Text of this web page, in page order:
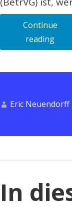
Continue
reading„LAG
Eric Neuendorff
In